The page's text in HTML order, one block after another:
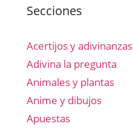
Secciones
Acertijos y adivinanzas
Adivina la pregunta
Animales y plantas
Anime y dibujos
Apuestas